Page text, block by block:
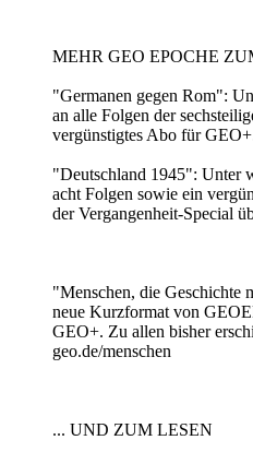
MEHR GEO EPOCHE
"Germanen gegen Rom":
an alle Folgen der
vergünstigtes Abo für
"Deutschland 1945": Unter
acht Folgen sowie ein
der Vergangenheit-Special
"Menschen, die Geschichte
neue Kurzformat von
GEO+. Zu allen bisher
geo.de/menschen
... UND ZUM LESEN